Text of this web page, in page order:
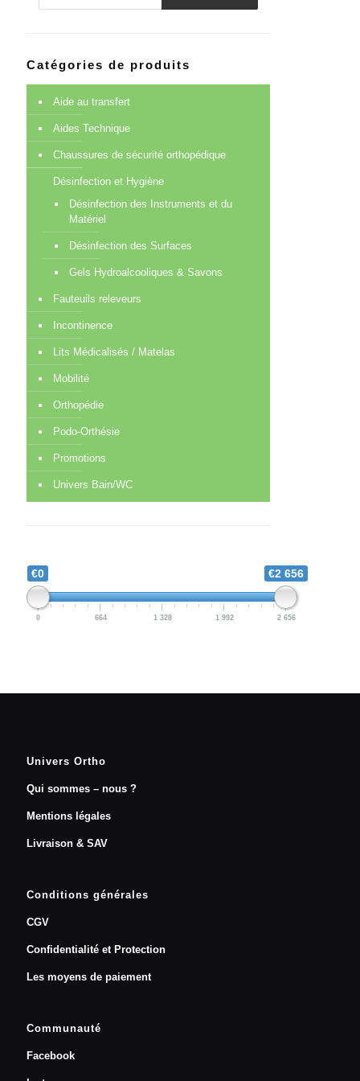
Catégories de produits
Aide au transfert
Aides Technique
Chaussures de sécurité orthopédique
Désinfection et Hygiène
Désinfection des Instruments et du
Matériel
Désinfection des Surfaces
Gels Hydroalcooliques & Savons
Fauteuils releveurs
Incontinence
Lits Médicalisés / Matelas
Mobilité
Orthopédie
Podo-Orthésie
Promotions
Univers Bain/WC
€0 €2 656
0 664 1 328 1 992 2 656
Univers Ortho
Qui sommes – nous ?
Mentions légales
Livraison & SAV
Conditions générales
CGV
Confidentialité et Protection
Les moyens de paiement
Communauté
Facebook